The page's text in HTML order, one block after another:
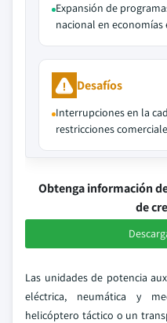
Expansión de
nacional en economías
Desafíos
Interrupciones en la
restricciones
Obtenga información
de
Las unidades de potencia
eléctrica, neumática y
helicóptero táctico o un